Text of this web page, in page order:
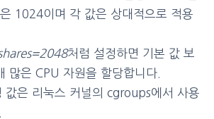
1024이며 각 값은 상대적으로 적용
처럼 설정하면 기본 값 보
많은 CPU 자원을 할당합니다.
값은 리눅스 커널의 cgroups에서 사용